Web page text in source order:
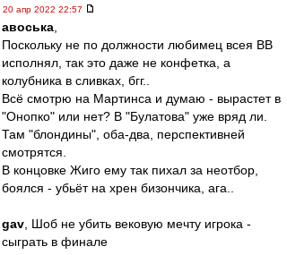
20 апр 2022 22:57
авоська
Поскольку не по должности любимец всея ВВ
исполнял, так это даже не конфетка, а
колубника в сливках, бгг..
Всё смотрю на Мартинса и думаю - вырастет в
"Онопко" или нет? В "Булатова" уже вряд ли.
Там "блондины", оба-два, перспективней
смотрятся.
В концовке Жиго ему так пихал за неотбор,
боялся - убьёт на хрен бизончика, ага..
gav , Шоб не убить вековую мечту игрока -
сыграть в финале